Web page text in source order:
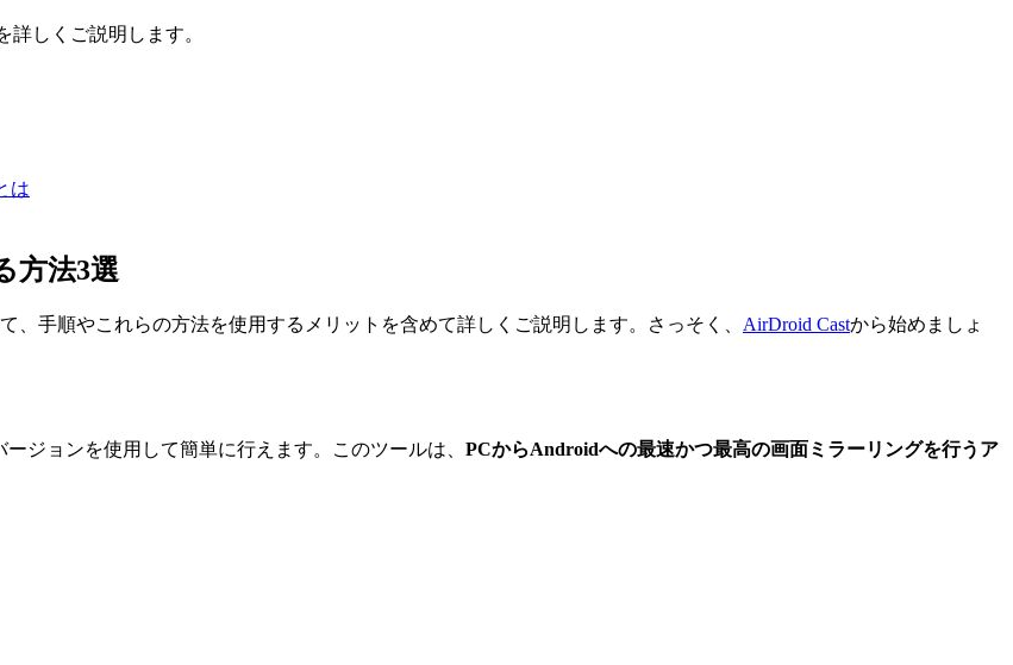
しくご説明します。
は
方法3選
手順やこれらの方法を使用するメリットを含めて詳しくご説明します。さっそく、 AirDroid Castから始めましょ
ジョンを使用して簡単に行えます。このツールは、 PCからAndroidへの最速かつ最高の画面ミラーリングを行うア